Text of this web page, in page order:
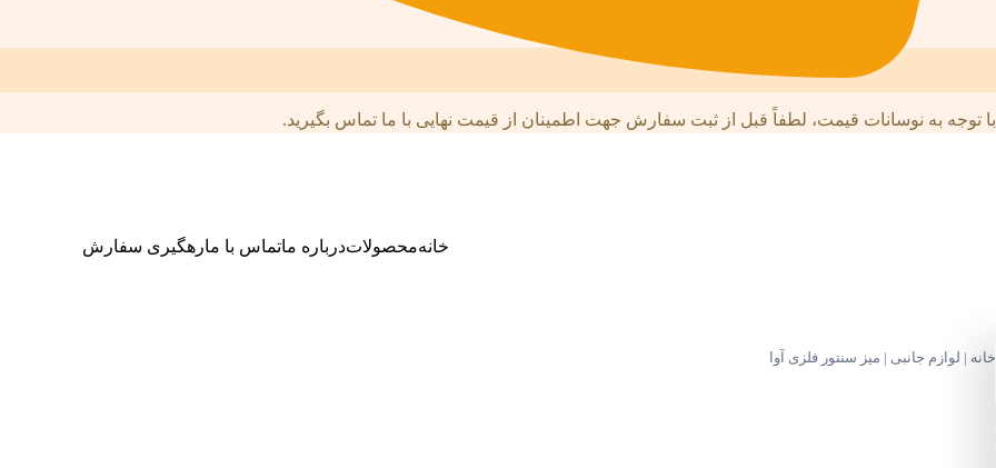
با توجه به نوسانات قیمت، لطفاً قبل از ثبت سفارش جهت اطمینان از قیمت نهایی با ما تماس بگیرید.
خانهمحصولاتدرباره ماتماس با مارهگیری سفارش
خانه | لوازم جانبی | میز سنتور فلزی آوا